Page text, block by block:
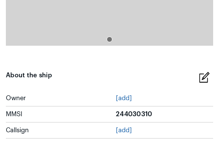
About the ship
Owner [add]
MMSI 244030310
Callsign [add]